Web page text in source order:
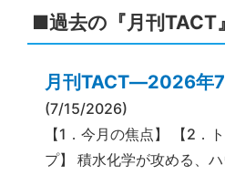
■過去の『月刊TACT』
月刊TACT―2026年
(7/15/2026)
【1．今月の焦点】 【2．
プ】 積水化学が攻める、